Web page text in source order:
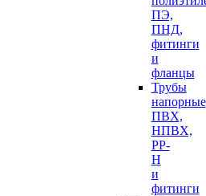
ПЭ,
ПНД,
фитинги
и
фланцы
Трубы
напорные
ПВХ,
НПВХ,
PP-
H
и
фитинги